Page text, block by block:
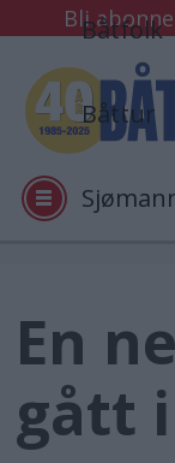
BliBåtfolk
Båttur
Arkiv
En
gått